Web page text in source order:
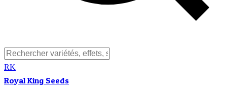
RK
Royal King Seeds